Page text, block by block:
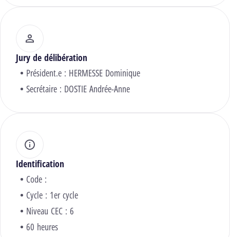
Jury de délibération
Président.e : HERMESSE Dominique
Secrétaire : DOSTIE Andrée-Anne
Identification
Code :
Cycle : 1er cycle
Niveau CEC : 6
60 heures